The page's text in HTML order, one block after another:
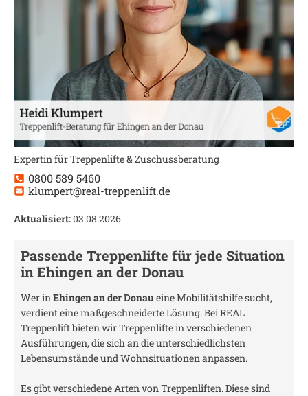
Expertin für Treppenlifte & Zuschussberatung
0800 589 5460
klumpert@real-treppenlift.de
Aktualisiert:03.08.2026
Passende Treppenlifte für jede Situation
inEhingen an der Donau
Wer inEhingen an der Donaueine Mobilitätshilfe sucht,
verdient eine maßgeschneiderte Lösung. Bei REAL
Treppenlift bieten wir Treppenlifte in verschiedenen
Ausführungen, die sich an die unterschiedlichsten
Lebensumstände und Wohnsituationen anpassen.
Es gibt verschiedene Arten von Treppenliften. Diese sind